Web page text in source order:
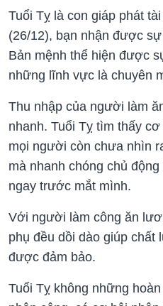
Tuổi Tỵ là con giáp phát
(26/12), bạn nhận được
Bản mệnh thể hiện được
những lĩnh vực là chuyên
Thu nhập của người làm
nhanh. Tuổi Tỵ tìm thấy
mọi người còn chưa nhìn
mà nhanh chóng chủ
ngay trước mắt mình.
Với người làm công ăn
phụ đều dồi dào giúp chất
được đảm bảo.
Tuổi Tỵ không những